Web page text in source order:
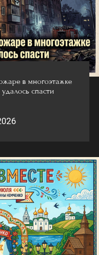
в многоэтажке
спасти